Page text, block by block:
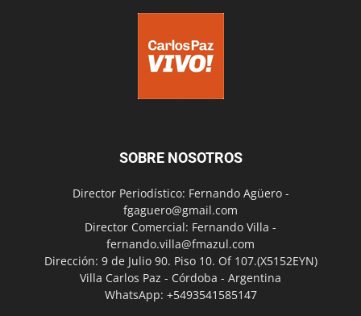
SOBRE NOSOTROS
Director Periodístico: Fernando Agüero -
fgaguero@gmail.com
Director Comercial: Fernando Villa -
fernando.villa@fmazul.com
Dirección: 9 de Julio 90. Piso 10. Of 107.(X5152EYN)
Villa Carlos Paz - Córdoba - Argentina
WhatsApp: +5493541585147